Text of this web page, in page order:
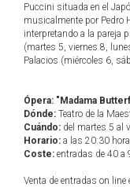
Puccini situada en el
musicalmente por Pedro
interpretando a la pareja
(martes 5, viernes 8,
Palacios (miércoles 6,
Ópera: "Madama
Dónde: Teatro de la
Cuándo: del martes 5 al
Horario: a las 20:30
Coste: entradas de 40 a
Venta de entradas on